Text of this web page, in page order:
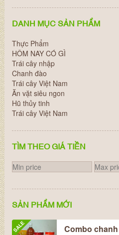
DANH MỤC SẢN PHẨM
Thực Phẩm
HÔM NAY CÓ GÌ
Trái cây nhập
Chanh đào
Trái cây Việt Nam
Ăn vặt siêu ngon
Hũ thủy tinh
Trái cây Việt Nam
TÌM THEO GIÁ TIỀN
SẢN PHẨM MỚI
SALE Combo